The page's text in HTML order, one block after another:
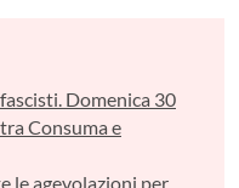
Domenica 30
Consuma e
le agevolazioni per